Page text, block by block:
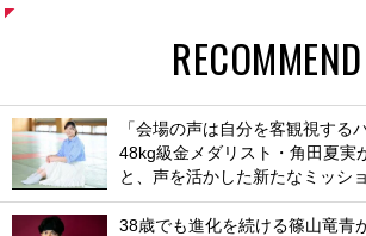
RECOMMEND
「会場の声は自分を客観視する
48kg級金メダリスト・角田夏実
と、声を活かした新たなミッシ
38歳でも進化を続ける篠山竜青